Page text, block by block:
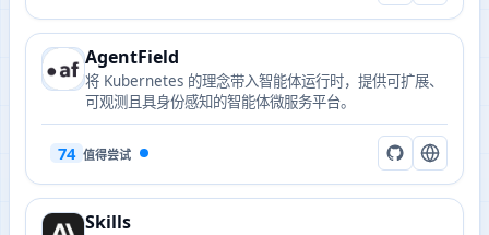
AgentField
将 Kubernetes 的理念带入智能体运行时，提供可扩展、
可观测且具身份感知的智能体微服务平台。
74 值得尝试
Skills